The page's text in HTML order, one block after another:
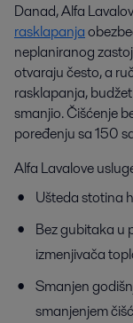
Danad, Alfa
rasklapanja
neplaniranog
otvaraju često, a
rasklapanja,
smanjio. Čišćenje
poređenju sa 150
Alfa Lavalove
Ušteda stotina
Bez gubitaka u
izmenjivača
Smanjen
smanjenjem